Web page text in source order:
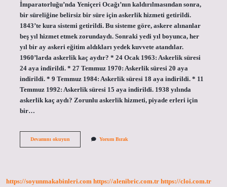
İmparatorluğu’nda Yeniçeri Ocağı’nın kaldırılmasından sonra,
bir süreliğine belirsiz bir süre için askerlik hizmeti getirildi.
1843’te kura sistemi getirildi. Bu sisteme göre, askere alınanlar
beş yıl hizmet etmek zorundaydı. Sonraki yedi yıl boyunca, her
yıl bir ay askeri eğitim aldıkları yedek kuvvete atandılar.
1960’larda askerlik kaç aydır? * 24 Ocak 1963: Askerlik süresi
24 aya indirildi. * 27 Temmuz 1970: Askerlik süresi 20 aya
indirildi. * 9 Temmuz 1984: Askerlik süresi 18 aya indirildi. * 11
Temmuz 1992: Askerlik süresi 15 aya indirildi. 1938 yılında
askerlik kaç aydı? Zorunlu askerlik hizmeti, piyade erleri için
bir…
Devamını okuyun1950
Yorum Bırak
https://soyunmakabinleri.com https://alenibric.com.tr https://cloi.com.tr